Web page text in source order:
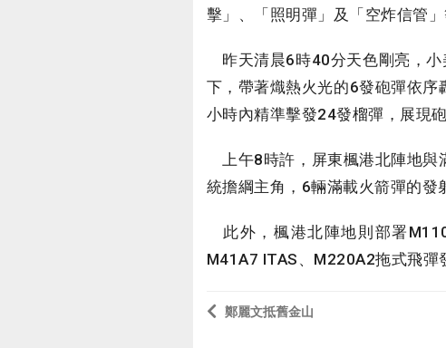
擊」、「照明彈」及「空炸信管
昨天清晨6時40分天色剛亮，小
下，帶著熾熱火光的6發砲彈依
小時內精準擊發24發榴彈，展現
上午8時許，屏東楓港北陣地與
統擔綱主角，6輛滿載火箭彈的發
此外，楓港北陣地則部署
M41A7 ITAS、M220A2拖式飛彈
鄭麗文抵舊金山